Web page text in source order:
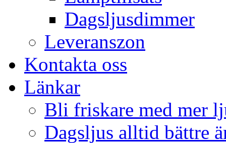
Dagsljusdimmer
Leveranszon
Kontakta oss
Länkar
Bli friskare med mer
Dagsljus alltid bättre